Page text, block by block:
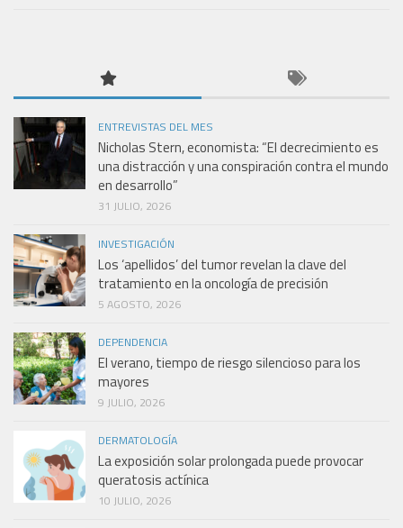
ENTREVISTAS DEL MES
Nicholas Stern, economista: “El decrecimiento es
una distracción y una conspiración contra el mundo
en desarrollo”
31 JULIO, 2026
INVESTIGACIÓN
Los ‘apellidos’ del tumor revelan la clave del
tratamiento en la oncología de precisión
5 AGOSTO, 2026
DEPENDENCIA
El verano, tiempo de riesgo silencioso para los
mayores
9 JULIO, 2026
DERMATOLOGÍA
La exposición solar prolongada puede provocar
queratosis actínica
10 JULIO, 2026